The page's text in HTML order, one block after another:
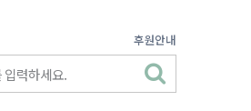
후원안내